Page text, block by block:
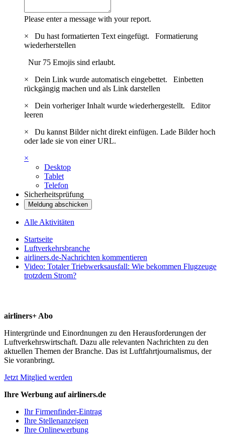
Please enter a message with your report.
×
Du hast formatierten Text eingefügt. Formatierung
wiederherstellen
Nur 75 Emojis sind erlaubt.
×
Dein Link wurde automatisch eingebettet. Einbetten
rückgängig machen und als Link darstellen
×
Dein vorheriger Inhalt wurde wiederhergestellt. Editor
leeren
×
Du kannst Bilder nicht direkt einfügen. Lade Bilder hoch
oder lade sie von einer URL.
×
Desktop
Tablet
Telefon
Sicherheitsprüfung
Meldung abschicken
Alle Aktivitäten
Startseite
Luftverkehrsbranche
airliners.de-Nachrichten kommentieren
Video: Totaler Triebwerksausfall: Wie bekommen Flugzeuge
trotzdem Strom?
airliners+ Abo
Hintergründe und Einordnungen zu den Herausforderungen der
Luftverkehrswirtschaft. Dazu alle relevanten Nachrichten zu den
aktuellen Themen der Branche. Das ist Luftfahrtjournalismus, der
Sie voranbringt.
Jetzt Mitglied werden
Ihre Werbung auf airliners.de
Ihr Firmenfinder-Eintrag
Ihre Stellenanzeigen
Ihre Onlinewerbung